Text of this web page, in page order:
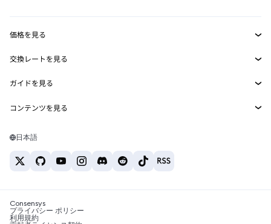
MetaMask Connect
Snaps
Web3サービス
セキュリティ
サポート
キャリア
お問い合わせ
価格を見る
イーサリアムの価格
Solanaの価格
Tetherの価格
交換レートを見る
ETH→USD
USDT→INR
BTC→INR
ETH→USDT
ガイドを見る
ETHの購入
USDTの購入
SHIBの購入
BNBの購入
コンテンツを見る
Solanaウォレット
税制関連ニュース
日本語
Consensys
プライバシー ポリシー
利用規約